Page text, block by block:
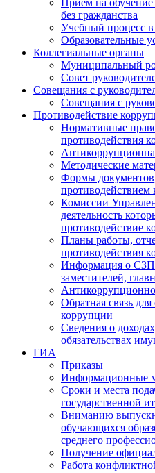
без гражданства
Учебный процесс
Образовательные
Коллегиальные органы
Муниципальный
Совет
Совещания с
Совещания с
Противодействие
Нормативные
противодействия
Методические
Формы
противодействием
Комиссии
деятельность
противодействие
Планы работы,
противодействия
Информация о СЗП
заместителей,
Обратная связь
коррупции
Сведения о
обязательствах
ГИА
Приказы
Информационные
Сроки и места
государственной
Вниманию
обучающихся
среднего
Получение
Работа